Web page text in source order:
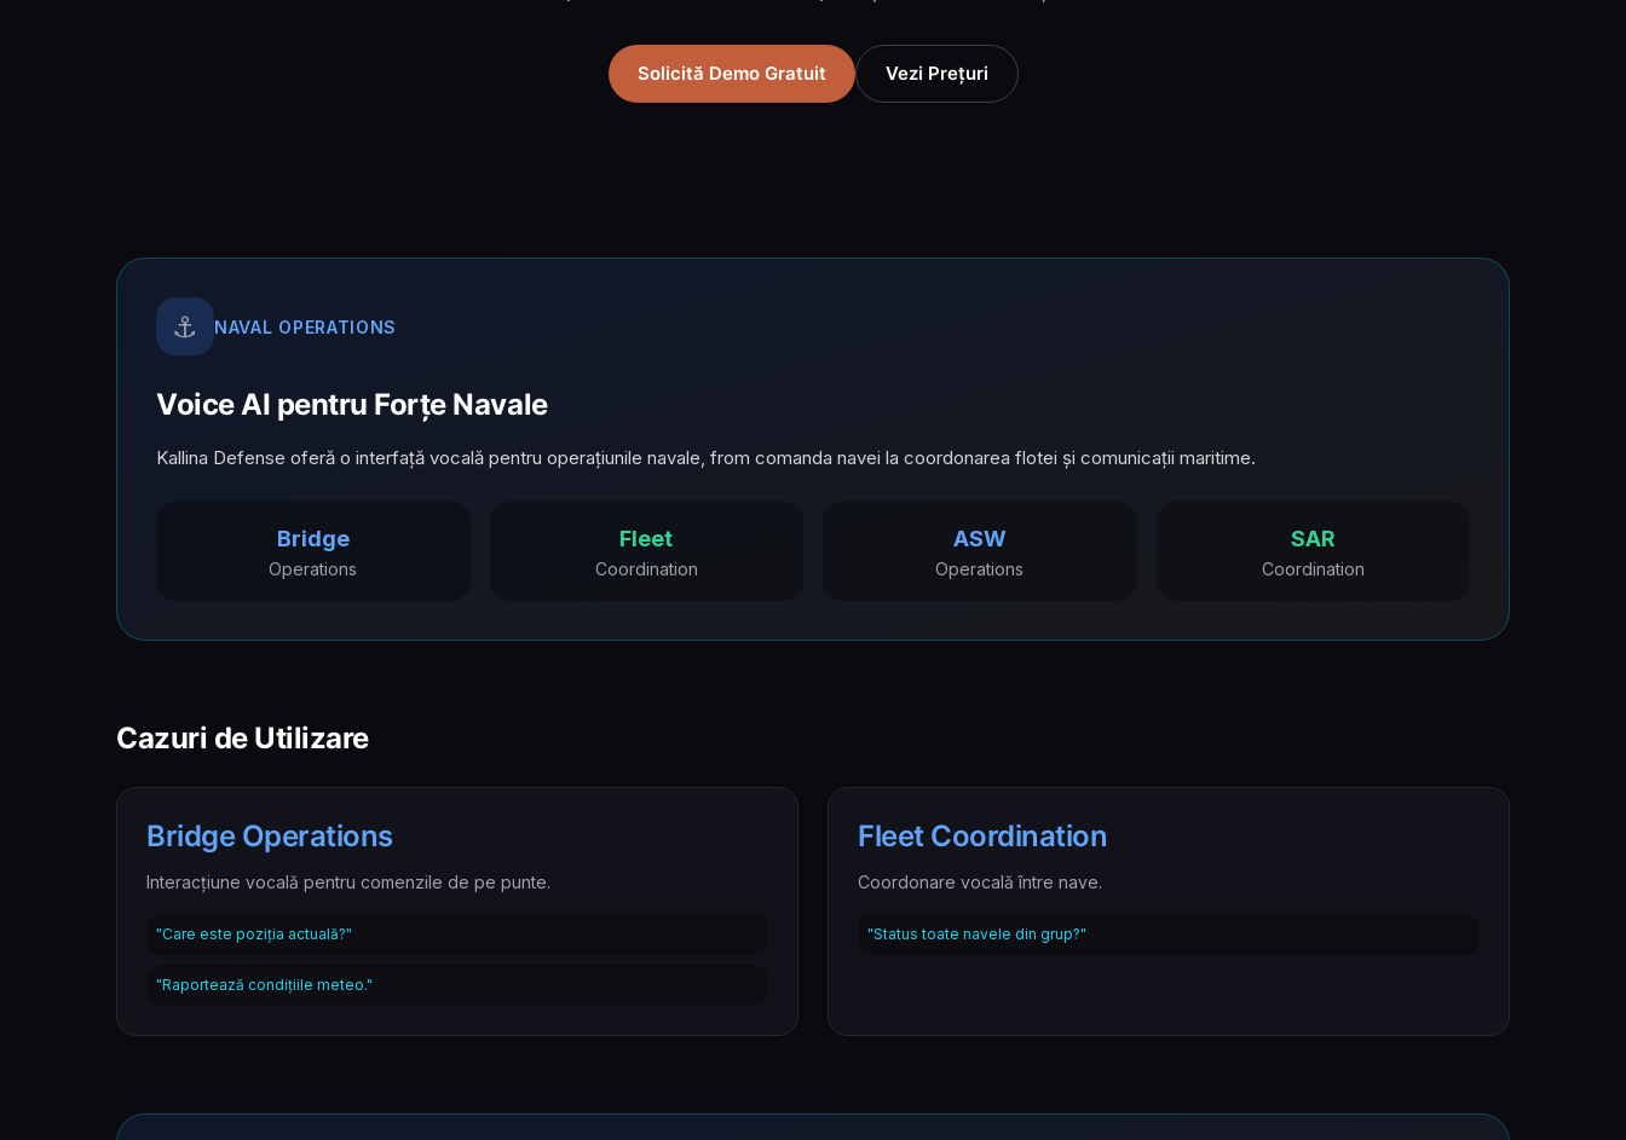
Solicită Demo Gratuit Vezi Prețuri
⚓ NAVAL OPERATIONS
Voice AI pentru Forțe Navale
Kallina Defense oferă o interfață vocală pentru operațiunile navale, from comanda navei la coordonarea flotei și comunicații maritime.
Bridge
Operations
Fleet
Coordination
ASW
Operations
SAR
Coordination
Cazuri de Utilizare
Bridge Operations
Interacțiune vocală pentru comenzile de pe punte.
"Care este poziția actuală?"
"Raportează condițiile meteo."
Fleet Coordination
Coordonare vocală între nave.
"Status toate navele din grup?"